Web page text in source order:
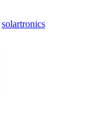
solartronics